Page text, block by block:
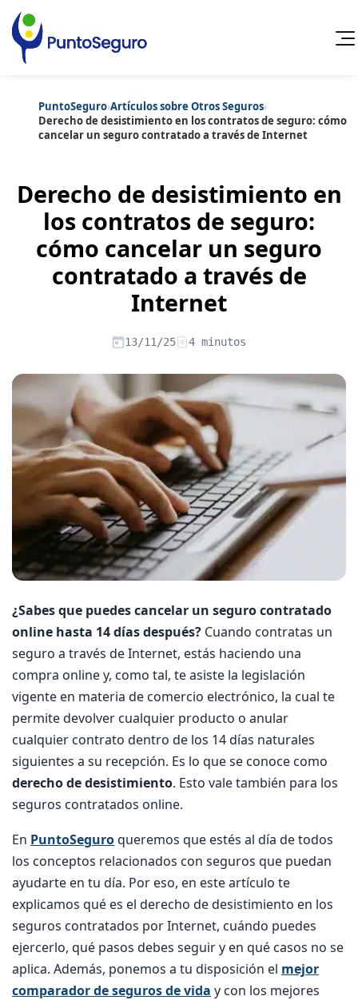
Cancelar
Artículos sobre Otros Seguros
Artículos sobre Seguros de Auto
Artículos sobre Seguros de Hogar
Artículos sobre Seguros de SaludContenido extra
Artículos sobre Convenios Colectivos
Artículos sobre Educación Financiera
Artículos sobre Seguros de Vida Hipoteca
Artículos sobre Seguros de Decesos
PuntoSeguro›Artículos sobre Otros Seguros›
Derecho de desistimiento en los contratos de seguro: cómo
cancelar un seguro contratado a través de Internet
Derecho de desistimiento en
los contratos de seguro:
cómo cancelar un seguro
contratado a través de
Internet
13/11/25 4 minutos
¿Sabes que puedes cancelar un seguro contratado
online hasta 14 días después? Cuando contratas un
seguro a través de Internet, estás haciendo una
compra online y, como tal, te asiste la legislación
vigente en materia de comercio electrónico, la cual te
permite devolver cualquier producto o anular
cualquier contrato dentro de los 14 días naturales
siguientes a su recepción. Es lo que se conoce como
derecho de desistimiento. Esto vale también para los
seguros contratados online.
En PuntoSeguroqueremos que estés al día de todos
los conceptos relacionados con seguros que puedan
ayudarte en tu día. Por eso, en este artículo te
explicamos qué es el derecho de desistimiento en los
seguros contratados por Internet, cuándo puedes
ejercerlo, qué pasos debes seguir y en qué casos no se
aplica. Además, ponemos a tu disposición el mejor
comparador de seguros de vida y con los mejores